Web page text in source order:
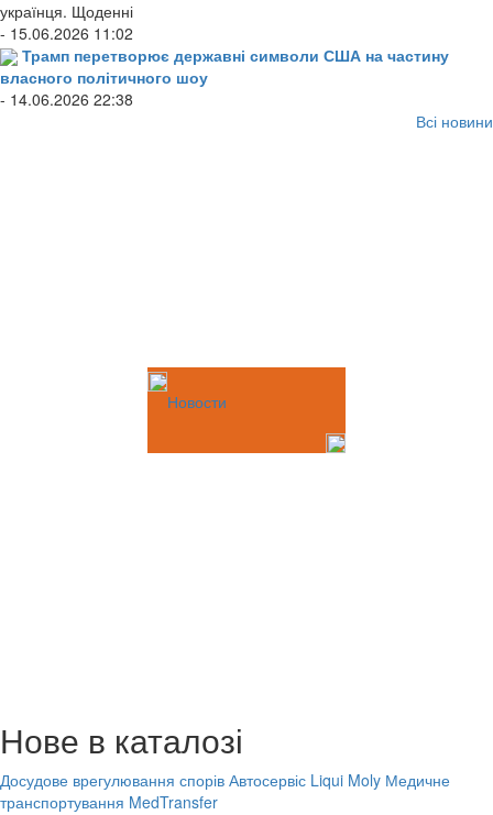
українця. Щоденні
- 15.06.2026 11:02
Трамп перетворює державні символи США на частину
власного політичного шоу
- 14.06.2026 22:38
Всі новини
Новости
Нове в каталозі
Досудове врегулювання спорів Автосервіс Liqui Moly Медичне
транспортування MedTransfer